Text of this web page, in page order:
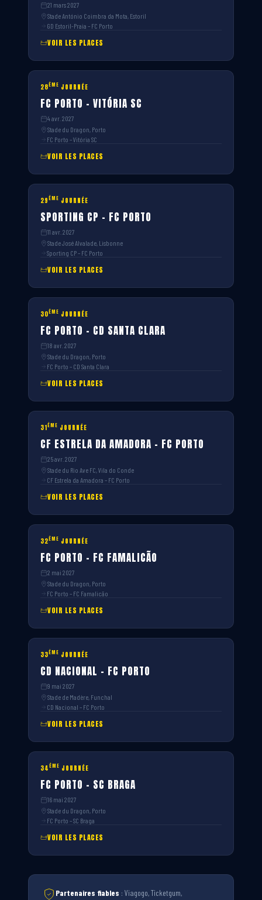
21 mars 2027
Stade António Coimbra da Mota, Estoril
GD Estoril-Praia – FC Porto
VOIR LES PLACES
28ÈME JOURNÉE
FC PORTO – VITÓRIA SC
4 avr. 2027
Stade du Dragon, Porto
FC Porto – Vitória SC
VOIR LES PLACES
29ÈME JOURNÉE
SPORTING CP – FC PORTO
11 avr. 2027
Stade José Alvalade, Lisbonne
Sporting CP – FC Porto
VOIR LES PLACES
30ÈME JOURNÉE
FC PORTO – CD SANTA CLARA
18 avr. 2027
Stade du Dragon, Porto
FC Porto – CD Santa Clara
VOIR LES PLACES
31ÈME JOURNÉE
CF ESTRELA DA AMADORA – FC PORTO
25 avr. 2027
Stade du Rio Ave FC, Vila do Conde
CF Estrela da Amadora – FC Porto
VOIR LES PLACES
32ÈME JOURNÉE
FC PORTO – FC FAMALICÃO
2 mai 2027
Stade du Dragon, Porto
FC Porto – FC Famalicão
VOIR LES PLACES
33ÈME JOURNÉE
CD NACIONAL – FC PORTO
9 mai 2027
Stade de Madère, Funchal
CD Nacional – FC Porto
VOIR LES PLACES
34ÈME JOURNÉE
FC PORTO – SC BRAGA
16 mai 2027
Stade du Dragon, Porto
FC Porto – SC Braga
VOIR LES PLACES
Partenaires fiables : Viagogo, Ticketgum,